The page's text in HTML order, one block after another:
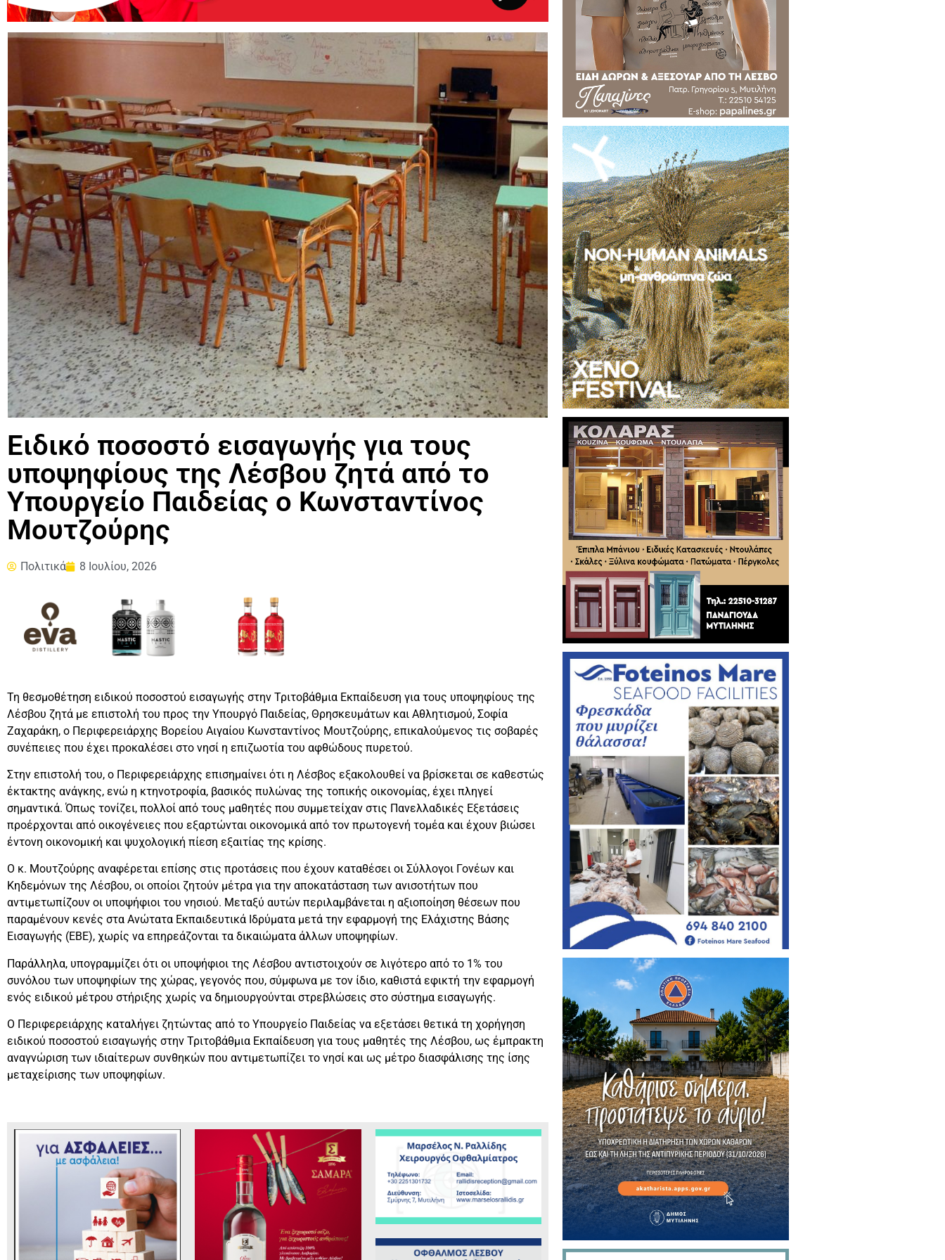
Ειδικό ποσοστό εισαγωγής για τους
υποψηφίους της Λέσβου ζητά από το
Υπουργείο Παιδείας ο Κωνσταντίνος
Μουτζούρης
Πολιτικά 8 Ιουλίου, 2026
Τη θεσμοθέτηση ειδικού ποσοστού εισαγωγής στην Τριτοβάθμια Εκπαίδευση για τους υποψηφίους της
Λέσβου ζητά με επιστολή του προς την Υπουργό Παιδείας, Θρησκευμάτων και Αθλητισμού, Σοφία
Ζαχαράκη, ο Περιφερειάρχης Βορείου Αιγαίου Κωνσταντίνος Μουτζούρης, επικαλούμενος τις σοβαρές
συνέπειες που έχει προκαλέσει στο νησί η επιζωοτία του αφθώδους πυρετού.
Στην επιστολή του, ο Περιφερειάρχης επισημαίνει ότι η Λέσβος εξακολουθεί να βρίσκεται σε καθεστώς
έκτακτης ανάγκης, ενώ η κτηνοτροφία, βασικός πυλώνας της τοπικής οικονομίας, έχει πληγεί
σημαντικά. Όπως τονίζει, πολλοί από τους μαθητές που συμμετείχαν στις Πανελλαδικές Εξετάσεις
προέρχονται από οικογένειες που εξαρτώνται οικονομικά από τον πρωτογενή τομέα και έχουν βιώσει
έντονη οικονομική και ψυχολογική πίεση εξαιτίας της κρίσης.
Ο κ. Μουτζούρης αναφέρεται επίσης στις προτάσεις που έχουν καταθέσει οι Σύλλογοι Γονέων και
Κηδεμόνων της Λέσβου, οι οποίοι ζητούν μέτρα για την αποκατάσταση των ανισοτήτων που
αντιμετωπίζουν οι υποψήφιοι του νησιού. Μεταξύ αυτών περιλαμβάνεται η αξιοποίηση θέσεων που
παραμένουν κενές στα Ανώτατα Εκπαιδευτικά Ιδρύματα μετά την εφαρμογή της Ελάχιστης Βάσης
Εισαγωγής (ΕΒΕ), χωρίς να επηρεάζονται τα δικαιώματα άλλων υποψηφίων.
Παράλληλα, υπογραμμίζει ότι οι υποψήφιοι της Λέσβου αντιστοιχούν σε λιγότερο από το 1% του
συνόλου των υποψηφίων της χώρας, γεγονός που, σύμφωνα με τον ίδιο, καθιστά εφικτή την εφαρμογή
ενός ειδικού μέτρου στήριξης χωρίς να δημιουργούνται στρεβλώσεις στο σύστημα εισαγωγής.
Ο Περιφερειάρχης καταλήγει ζητώντας από το Υπουργείο Παιδείας να εξετάσει θετικά τη χορήγηση
ειδικού ποσοστού εισαγωγής στην Τριτοβάθμια Εκπαίδευση για τους μαθητές της Λέσβου, ως έμπρακτη
αναγνώριση των ιδιαίτερων συνθηκών που αντιμετωπίζει το νησί και ως μέτρο διασφάλισης της ίσης
μεταχείρισης των υποψηφίων.